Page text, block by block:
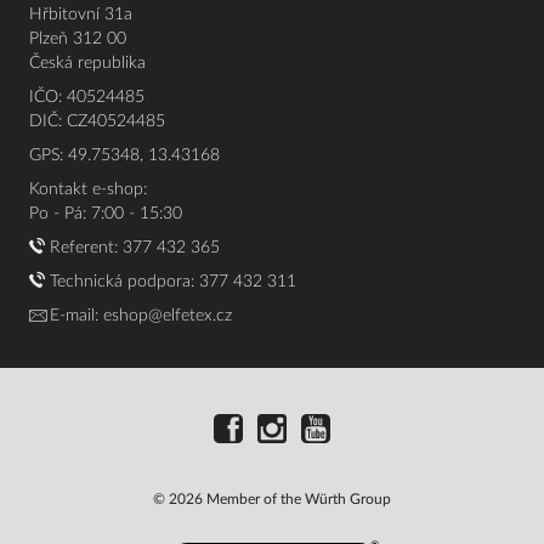
Hřbitovní 31a
Plzeň 312 00
Česká republika
IČO: 40524485
DIČ: CZ40524485
GPS: 49.75348, 13.43168
Kontakt e-shop:
Po - Pá: 7:00 - 15:30
Referent: 377 432 365
Technická podpora: 377 432 311
E-mail: eshop@elfetex.cz
© 2026 Member of the Würth Group